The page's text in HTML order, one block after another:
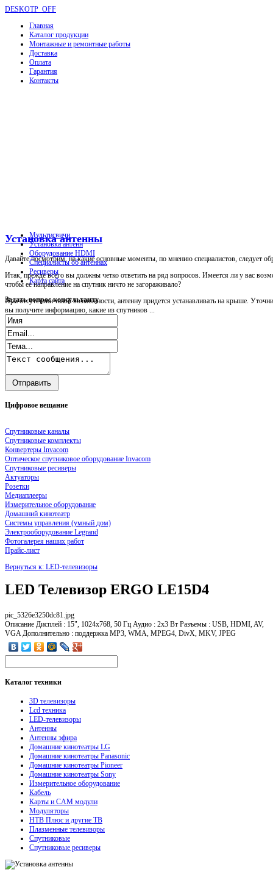
DESKOTP_OFF
Главная
Каталог продукции
Монтажные и ремонтные работы
Доставка
Оплата
Гарантия
Контакты
Установка антенны
Давайте посмотрим, на какие основные моменты, по мнению специалистов, следует
Итак, прежде всего вы должны четко ответить на ряд вопросов. Имеется ли у вас
чтобы ее направление на спутник ничто не загораживало?
При отсутствии такой возможности, антенну придется устанавливать на крыше.
вы получите информацию, какие из спутников ...
Мультисвичи
Установка антенн
Оборудование HDMI
Специалисты об антеннах
Ресиверы
Карта сайта
Задатьвопрос консультанту
Цифровое вещание
Спутниковые каналы
Спутниковые комплекты
Конвертеры Invacom
Оптическое спутниковое оборудование Invacom
Спутниковые ресиверы
Актуаторы
Розетки
Медиаплееры
Измерительное оборудование
Домашний кинотеатр
Системы управления (умный дом)
Электрооборудование Legrand
Фотогалерея наших работ
Прайс-лист
Вернуться к: LED-телевизоры
LED Телевизор ERGO LE15D4
pic_5326e3250dc81.jpg
Описание Дисплей : 15", 1024х768, 50 Гц Аудио : 2х3 Вт Разъемы : USB, HDMI, AV,
VGA Дополнительно : поддержка MP3, WMA, MPEG4, DivX, MKV, JPEG
Каталогтехники
3D телевизоры
Lcd техника
LED-телевизоры
Антенны
Антенны эфира
Домашние кинотеатры LG
Домашние кинотеатры Panasonic
Домашние кинотеатры Pioneer
Домашние кинотеатры Sony
Измерительное оборудование
Кабель
Карты и CAM модули
Модуляторы
НТВ Плюс и другие ТВ
Плазменные телевизоры
Спутниковые
Спутниковые ресиверы